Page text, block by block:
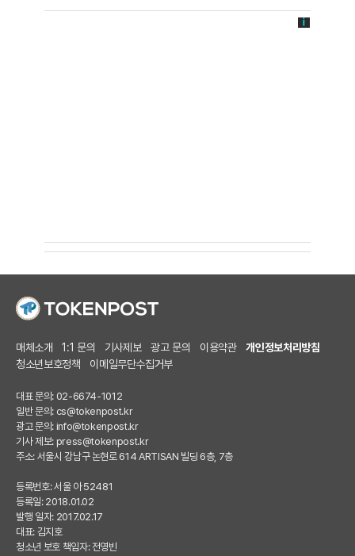
매체소개 1:1 문의 기사제보 광고 문의 이용약관
개인정보처리방침
청소년보호정책
이메일무단수집거부
대표 문의: 02-6674-1012
일반 문의: cs@tokenpost.kr
광고 문의: info@tokenpost.kr
기사 제보: press@tokenpost.kr
주소: 서울시 강남구 논현로 614 ARTISAN 빌딩 6층, 7층
등록번호: 서울 아 52481
등록일: 2018.01.02
발행 일자: 2017.02.17
대표: 김지호
청소년 보호 책임자: 전영빈